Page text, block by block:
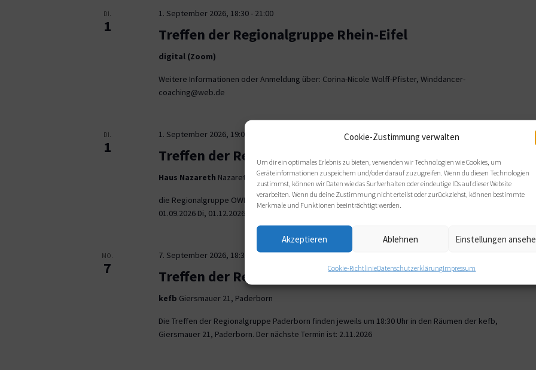
Cookie-Zustimmung verwalten
Um dir ein optimales Erlebnis zu bieten, verwenden wir Technologien wie Cookies, um
Geräteinformationen zu speichern und/oder darauf zuzugreifen. Wenn du diesen Technologien
zustimmst, können wir Daten wie das Surfverhalten oder eindeutige IDs auf dieser Website
verarbeiten. Wenn du deine Zustimmung nicht erteilst oder zurückziehst, können bestimmte
Merkmale und Funktionen beeinträchtigt werden.
Akzeptieren Ablehnen Einstellungen
Cookie-RichtlinieDatenschutzerklärungImpressum
DI.
1
1. September 2026, 18:30- 21:00
Treffen der Regionalgruppe Rhein-Eifel
digital (Zoom)
Weitere Informationen oder Anmeldung über: Corina-Nicole Wolff-Pfister, Winddancer-
coaching@web.de
DI.
1
1. September 2026, 19:00
Treffen der Regionalgruppe OWL
Haus Nazareth Nazarethweg 5, Bielefeld
die Regionalgruppe OWL trifft sich wie gewohnt im Haus Nazareth an folgenden Terminen: Di,
01.09.2026 Di, 01.12.2026 jeweils von 19 bis 21 Uhr.
MO.
7
7. September 2026, 18:30 21:30
Treffen der Regionalgruppe Paderborn
kefb Giersmauer 21, Paderborn
Die Treffen der Regionalgruppe Paderborn finden jeweils um 18:30 Uhr in den Räumen der kefb,
Giersmauer 21, Paderborn. Der nächste Termin ist: 2.11.2026